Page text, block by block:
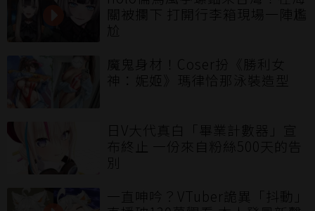
關被攔下 打開行李箱現場一陣尷
尬
魔鬼身材！Coser扮《勝利女
神：妮姬》瑪律恰那泳裝造型
日V大代真白「畢業計數器」宣
布終止 一份來自粉絲500天的告
別
一直呻吟？VTuber詭異「抖動」